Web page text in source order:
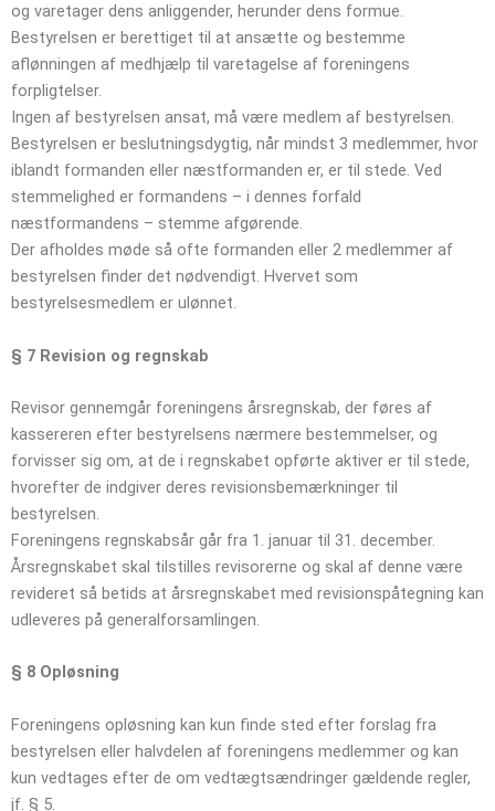
og varetager dens anliggender, herunder dens formue.
Bestyrelsen er berettiget til at ansætte og bestemme
aflønningen af medhjælp til varetagelse af foreningens
forpligtelser.
Ingen af bestyrelsen ansat, må være medlem af bestyrelsen.
Bestyrelsen er beslutningsdygtig, når mindst 3 medlemmer, hvor
iblandt formanden eller næstformanden er, er til stede. Ved
stemmelighed er formandens – i dennes forfald
næstformandens – stemme afgørende.
Der afholdes møde så ofte formanden eller 2 medlemmer af
bestyrelsen finder det nødvendigt. Hvervet som
bestyrelsesmedlem er ulønnet.
§ 7 Revision og regnskab
Revisor gennemgår foreningens årsregnskab, der føres af
kassereren efter bestyrelsens nærmere bestemmelser, og
forvisser sig om, at de i regnskabet opførte aktiver er til stede,
hvorefter de indgiver deres revisionsbemærkninger til
bestyrelsen.
Foreningens regnskabsår går fra 1. januar til 31. december.
Årsregnskabet skal tilstilles revisorerne og skal af denne være
revideret så betids at årsregnskabet med revisionspåtegning kan
udleveres på generalforsamlingen.
§ 8 Opløsning
Foreningens opløsning kan kun finde sted efter forslag fra
bestyrelsen eller halvdelen af foreningens medlemmer og kan
kun vedtages efter de om vedtægtsændringer gældende regler,
jf. § 5.